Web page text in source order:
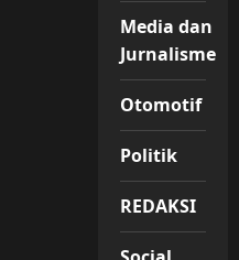
Media dan
Jurnalisme
Otomotif
Politik
REDAKSI